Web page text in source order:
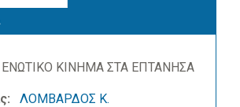
ΚΙΝΗΜΑ ΣΤΑ ΕΠΤΑΝΗΣΑ
ΛΟΜΒΑΡΔΟΣ Κ.